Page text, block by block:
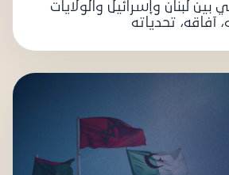
بين لبنان وإسرائيل والولايات
آفاقه، تحدياته